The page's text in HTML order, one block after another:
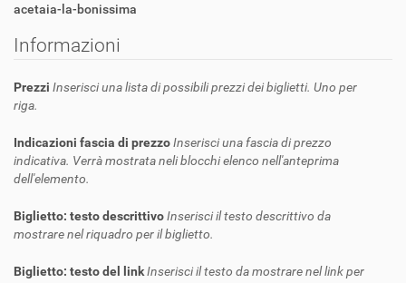
acetaia-la-bonissima
Informazioni
Prezzi Inserisci una lista di possibili prezzi dei biglietti. Uno per
riga.
Indicazioni fascia di prezzoInserisci una fascia di prezzo
indicativa. Verrà mostrata neli blocchi elenco nell'anteprima
dell'elemento.
Biglietto: testo descrittivoInserisci il testo descrittivo da
mostrare nel riquadro per il biglietto.
Biglietto: testo del linkInserisci il testo da mostrare nel link per